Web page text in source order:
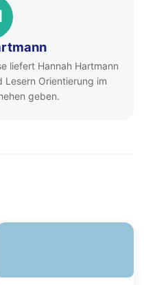
liefert Hannah Hartmann
Lesern Orientierung im
geben.